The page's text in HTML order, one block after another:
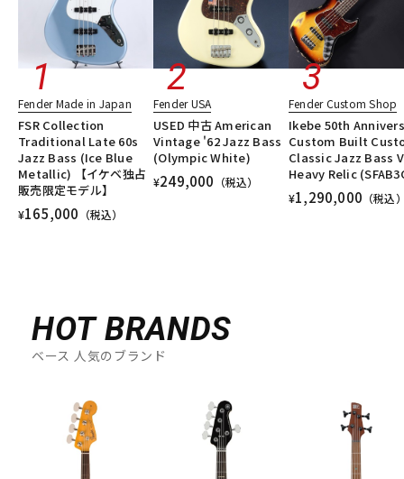
中古 ヴィンテージ
Fender Made in Japan
FSR Collection
Traditional Late 60s
Jazz Bass (Ice Blue
Metallic) 【イケベ独占
販売限定モデル】
¥165,000 （税込）
Fender USA
USED 中古 American
Vintage '62 Jazz Bass
(Olympic White)
¥249,000 （税込）
Fender Custom Shop
Ikebe 50th
Custom Built
Classic Jazz Bass V
Heavy Relic
¥1,290,000 （税込
HOT BRANDS
ベース 人気のブランド